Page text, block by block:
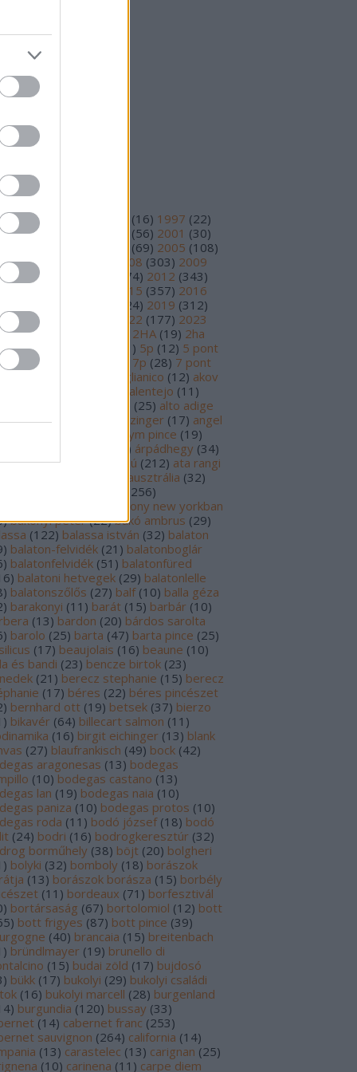
október
...
2.0
( 11) (16) 1997 (22)
(14) (56) 2001 (30)
(69) 2005 (108)
(195 2008 (303) 2009
2010 374) 2012 (343)
2015 (357) 2016
324) 2019 (312)
( 199 2022 (177) 2023
) 2024 2HA (19) 2ha
) 3 pont ) 5p (12) 5 pont
6p (26 7p (28) 7 pont
aglianico (12) akov
alentejo (11 )
(25) alto adige
) alves de sousa alzinger (17) angel
anonym pince (19)
) árpádhegy (34)
(39) ascheri aszú (212) ata rangi
ausztrália (32)
256)
badacsony new yorkban
) bakonyi péter (22) bakó ambrus (29)
(122) balassa istván (32) balaton
) balaton-felvidék (21 ) balatonboglár
) balatonfelvidék (51 ) balatonfüred
) balatoni hetvegek (29) balatonlelle
) balatonszőlős (27) balf (10) balla géza
) barakonyi (11 ) barát (15) barbár (10)
(13) bardon (20) bárdos sarolta
) barolo (25) barta (47) barta pince (25)
(17) beaujolais (16) beaune (10)
és bandi (23) bencze birtok (23)
(21 ) berecz stephanie (15) berecz
(17) béres (22) béres pincészet
) bernhard ott (19) betsek (37) bierzo
) bikavér (64) billecart salmon (11 )
(16) birgit eichinger (13) blank
(27) blaufrankisch (49) bock (42)
aragonesas (13) bodegas
(10) bodegas castano (13)
lan (19) bodegas naia (10)
paniza (10) bodegas protos (10)
roda (11 ) bodó józsef (18) bodó
(24) bodri (16) bodrogkeresztúr (32)
borműhely (38) böjt (20) bolgheri
) bolyki (32) bomboly (18) borászok
(13) borászok borásza (15) borbély
(11 ) bordeaux (71 ) borfesztivál
) bortársaság (67) bortolomiol (12) bott
) bott frigyes (87) bott pince (39)
(40) brancaia (15) breitenbach
) bründlmayer (19) brunello di
(15) budai zöld (17) bujdosó
) bükk (17) bukolyi (29) bukolyi családi
(16) bukolyi marcell (28) burgenland
) burgundia (120) bussay (33)
(14) cabernet franc (253)
sauvignon (264) california (14)
(13) carastelec (13) carignan (25)
(10) carinena (11 ) carpe diem